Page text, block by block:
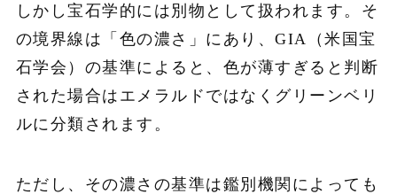
しかし宝石学的には別物として扱われます。そ
の境界線は「色の濃さ」にあり、GIA（米国宝
石学会）の基準によると、色が薄すぎると判断
された場合はエメラルドではなくグリーンベリ
ルに分類されます。
ただし、その濃さの基準は鑑別機関によっても